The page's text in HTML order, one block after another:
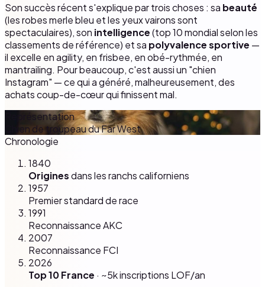
Son succès récent s'explique par trois choses : sa beauté
(les robes merle bleu et les yeux vairons sont
spectaculaires), son intelligence(top 10 mondial selon les
classements de référence) et sa polyvalence sportive —
il excelle en agility, en frisbee, en obé-rythmée, en
mantrailing. Pour beaucoup, c'est aussi un "chien
Instagram" — ce qui a généré, malheureusement, des
achats coup-de-cœur qui finissent mal.
Représentation
Chien de troupeau du Far West
Chronologie
1840
Originesdans les ranchs californiens
1957
Premier standard de race
1991
Reconnaissance AKC
2007
Reconnaissance FCI
2026
Top 10 France · ~5k inscriptions LOF/an